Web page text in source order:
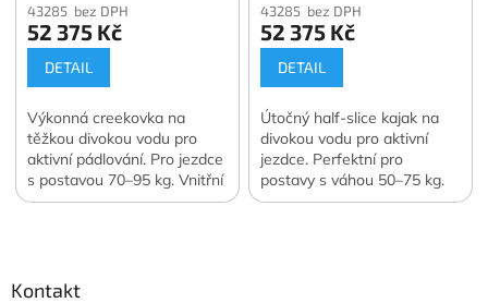
43285 bez DPH
52 375 Kč
DETAIL
Výkonná creekovka na
těžkou divokou vodu pro
aktivní pádlování. Pro jezdce
s postavou 70–95 kg. Vnitřní
výbava Elite!
43285 bez DPH
52 375 Kč
DETAIL
Útočný half-slice kajak na
divokou vodu pro aktivní
jezdce. Perfektní pro
postavy s váhou 50–75 kg.
Vnitřní výbava Elite!
Kontakt